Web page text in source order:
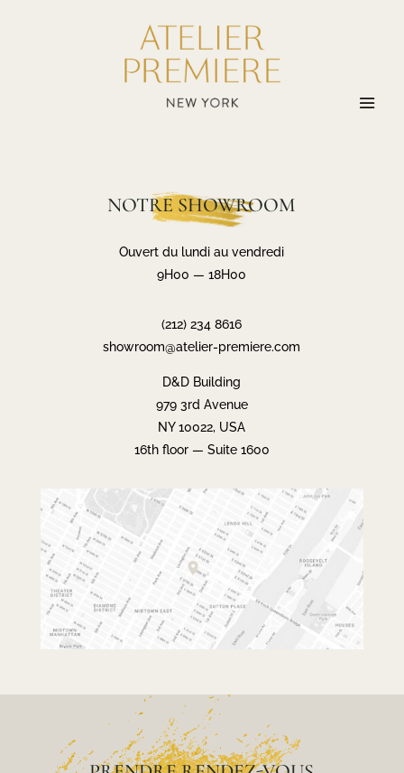
NOTRE SHOWROOM
Ouvert du lundi au vendredi
9H00 — 18H00
(212) 234 8616
showroom@atelier-premiere.com
D&D Building
979 3rd Avenue
NY 10022, USA
16th floor — Suite 1600